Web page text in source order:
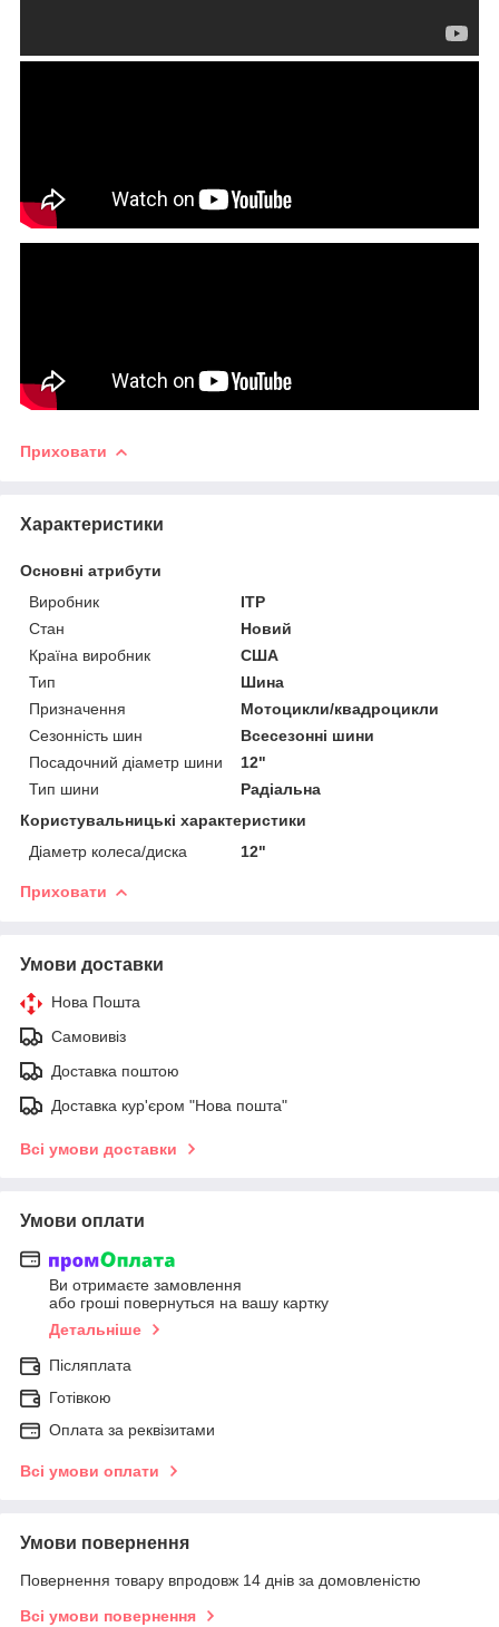
Приховати
Характеристики
Основні атрибути
Виробник
ITP
Стан
Новий
Країна виробник
США
Тип
Шина
Призначення
Мотоцикли/квадроцикли
Сезонність шин
Всесезонні шини
Посадочний діаметр шини
12"
Тип шини
Радіальна
Користувальницькі характеристики
Діаметр колеса/диска
12"
Приховати
Умови доставки
Нова Пошта
Самовивіз
Доставка поштою
Доставка кур'єром "Нова пошта"
Всі умови доставки
Умови оплати
Ви отримаєте замовлення
або гроші повернуться на вашу картку
Детальніше
Післяплата
Готівкою
Оплата за реквізитами
Всі умови оплати
Умови повернення
Повернення товару впродовж 14 днів за домовленістю
Всі умови повернення